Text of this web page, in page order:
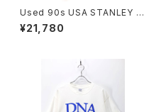
Used 90s USA STANLEY D
ESANTIS X-FILE SF TV Gra
phic T-Shirt Size L 古着
¥21,780